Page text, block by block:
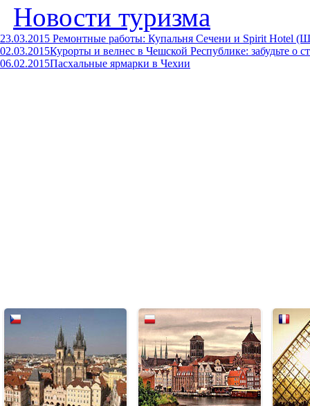
Новости туризма
23.03.2015 Ремонтные работы: Купальня Сечени и Spirit Hotel
02.03.2015Курорты и велнес в Чешской Республике: забудьте о
06.02.2015Пасхальные ярмарки в Чехии